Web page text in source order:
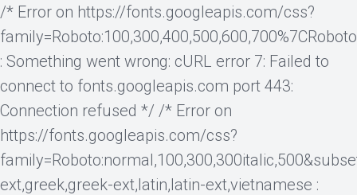
/* Error on https://fonts.googleapis.com/css?
: Something went wrong: cURL error 7: Failed to
connect to fonts.googleapis.com port 443:
Connection refused */ /* Error on
https://fonts.googleapis.com/css?
ext,greek,greek-ext,latin,latin-ext,vietnamese :